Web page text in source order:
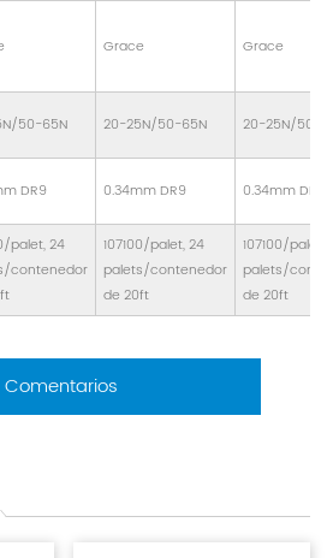
Grace Grace
50-65N 20-25N/50-65N 20-25N/50-
DR9 0.34mm DR9 0.34mm DR9
palet, 24
contenedor
107100/palet, 24
palets/contenedor
de 20ft
107100/palet,
palets/
de 20ft
Comentarios